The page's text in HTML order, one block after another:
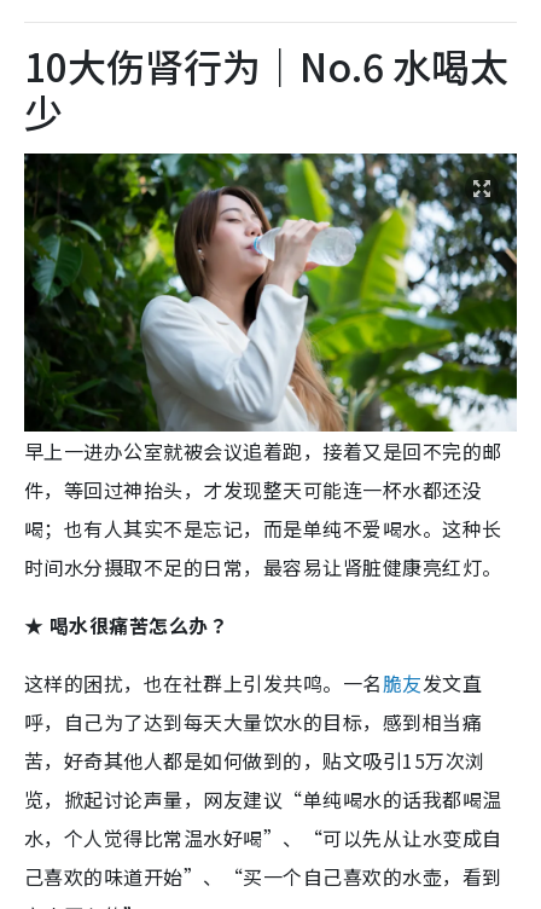
10大伤肾行为｜No.6 水喝太
少
早上一进办公室就被会议追着跑，接着又是回不完的邮
件，等回过神抬头，才发现整天可能连一杯水都还没
喝；也有人其实不是忘记，而是单纯不爱喝水。这种长
时间水分摄取不足的日常，最容易让肾脏健康亮红灯。
★ 喝水很痛苦怎么办？
这样的困扰，也在社群上引发共鸣。一名脆友发文直
呼，自己为了达到每天大量饮水的目标，感到相当痛
苦，好奇其他人都是如何做到的，贴文吸引15万次浏
览，掀起讨论声量，网友建议“单纯喝水的话我都喝温
水，个人觉得比常温水好喝”、“可以先从让水变成自
己喜欢的味道开始”、“买一个自己喜欢的水壶，看到